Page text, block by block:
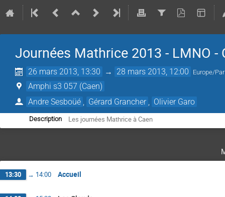
Journées Mathrice 2013 - LMNO -
26 mars 2013, 13:30 → 28 mars 2013, 12:00 Europe/
Amphi s3 057 (Caen)
Andre Sesboüé
Gérard Grancher Olivier Garo
Description Les journées Mathrice à Caen
13:30 → 14:00 Accueil